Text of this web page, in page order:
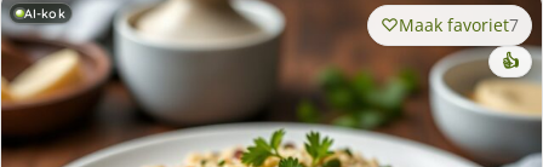
AI-kok Maak favoriet7
👍